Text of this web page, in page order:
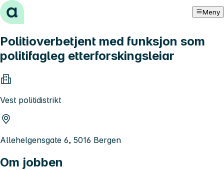
Hopp til innhold Meny
Politioverbetjent med funksjon som
politifagleg etterforskingsleiar
Vest politidistrikt
Allehelgensgate 6, 5016 Bergen
Om jobben